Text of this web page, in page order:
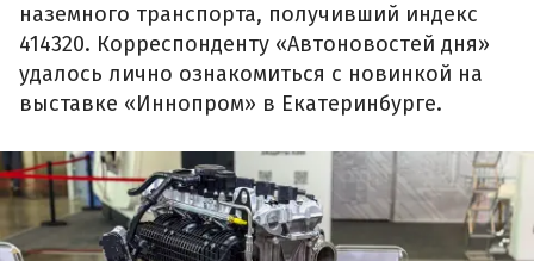
наземного транспорта, получивший индекс
414320. Корреспонденту «Автоновостей дня»
удалось лично ознакомиться с новинкой на
выставке «Иннопром» в Екатеринбурге.